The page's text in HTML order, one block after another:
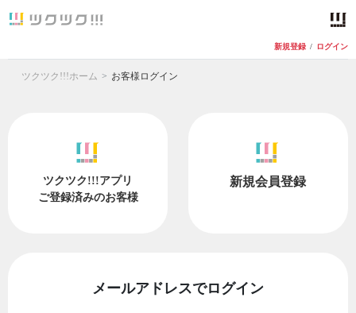
新規登録 / ログイン
ツクツク!!!ホーム お客様ログイン
ツクツク!!!アプリ
ご登録済みのお客様
新規会員登録
メールアドレスでログイン